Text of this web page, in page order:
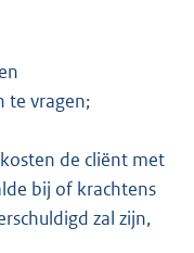
te vragen;
de cliënt met
bij of krachtens
zal zijn,